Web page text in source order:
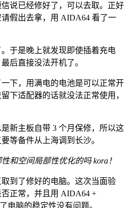
说已经修好了，可以去取。正好
假出去拿，用 AIDA64 看了一
于是晚上就发现即使插着充电
后直接没法开机了。
下，用满电的电池是可以正常开
下适配器的话就没法正常使用，
新主板自带 3 个月保修，所以这
等备件从上海调到长沙。
和空间局部性优化的吗 kora！
到了修好的电脑。这次当面验
正常，并且用 AIDA64 +
电脑的稳定性没有问题。